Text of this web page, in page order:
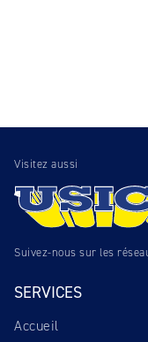
Visitez aussi
Suivez-nous sur les
SERVICES
Accueil